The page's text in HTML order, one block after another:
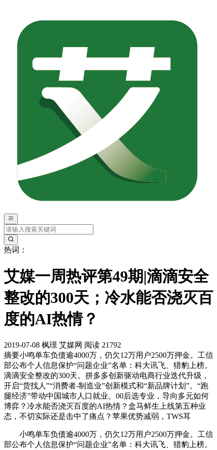
热词：
艾媒一周热评第49期|滴滴安全
整改的300天；冷水能否浇灭百
度的AI热情？
2019-07-08 枫璟 艾媒网 阅读 21792
摘要小鸣单车负债逾4000万，仍欠12万用户2500万押金。工信
部公布个人信息保护“问题企业”名单：科大讯飞、猎豹上榜。
滴滴安全整改的300天。拼多多创新驱动电商行业迭代升级，
开启“货找人”“消费者-制造业”创新模式和“新品牌计划”。“跑
腿经济”带动中国城市人口就业。00后选专业，导向多元如何
博弈？冷水能否浇灭百度的AI热情？盒马鲜生上线第五种业
态，不切实际还是击中了痛点？苹果优势减弱，TWS耳
小鸣单车负债逾4000万，仍欠12万用户2500万押金。工信
部公布个人信息保护“问题企业”名单：科大讯飞、猎豹上榜。